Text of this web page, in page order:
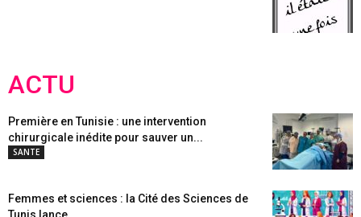
ACTU
Première en Tunisie : une intervention
chirurgicale inédite pour sauver un...
SANTE
Femmes et sciences : la Cité des Sciences de